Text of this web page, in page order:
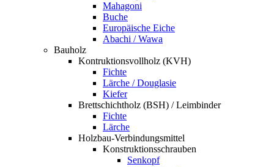
Mahagoni
Buche
Europäische Eiche
Abachi / Wawa
Bauholz
Kontruktionsvollholz (KVH)
Fichte
Lärche / Douglasie
Kiefer
Brettschichtholz (BSH) / Leimbinder
Fichte
Lärche
Holzbau-Verbindungsmittel
Konstruktionsschrauben
Senkopf